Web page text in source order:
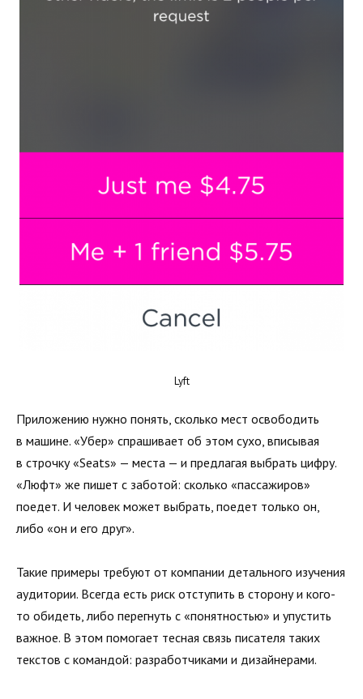
Lyft
Приложению нужно понять, сколько мест освободить
в машине. «Убер» спрашивает об этом сухо, вписывая
в строчку «Seats» — места — и предлагая выбрать цифру.
«Люфт» же пишет с заботой: сколько «пассажиров»
поедет. И человек может выбрать, поедет только он,
либо «он и его друг».
Такие примеры требуют от компании детального изучения
аудитории. Всегда есть риск отступить в сторону и кого-
то обидеть, либо перегнуть с «понятностью» и упустить
важное. В этом помогает тесная связь писателя таких
текстов с командой: разработчиками и дизайнерами.